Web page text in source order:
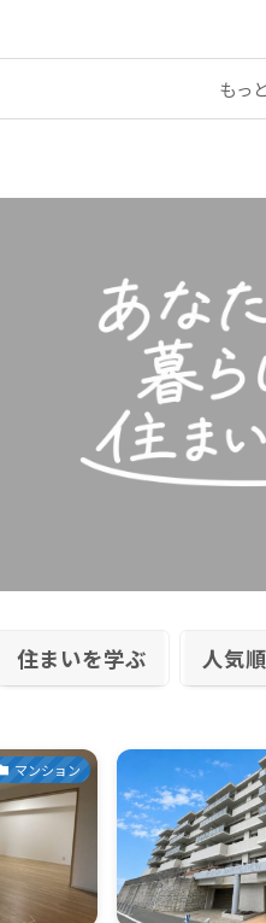
もっ
住まいを学ぶ 人気
マンション